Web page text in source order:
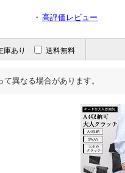
・ 高評価レビュー
庫あり 送料無料
異なる場合があります。